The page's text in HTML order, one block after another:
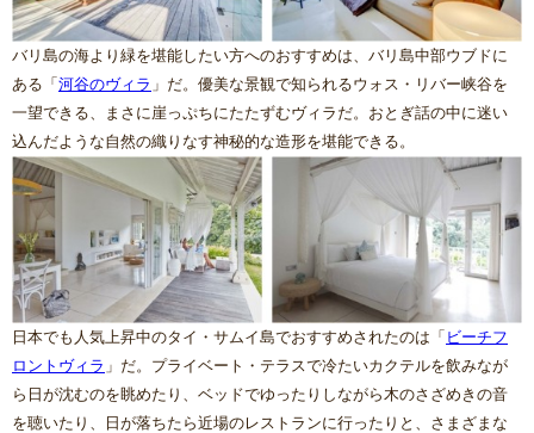
バリ島の海より緑を堪能したい方へのおすすめは、バリ島中部ウブドに
ある「 河谷のヴィラ 」だ。優美な景観で知られるウォス・リバー峡谷を
一望できる、まさに崖っぷちにたたずむヴィラだ。おとぎ話の中に迷い
込んだような自然の織りなす神秘的な造形を堪能できる。
日本でも人気上昇中のタイ・サムイ島でおすすめされたのは「 ビーチフ
ロントヴィラ 」だ。プライベート・テラスで冷たいカクテルを飲みなが
ら日が沈むのを眺めたり、ベッドでゆったりしながら木のさざめきの音
を聴いたり、日が落ちたら近場のレストランに行ったりと、さまざまな